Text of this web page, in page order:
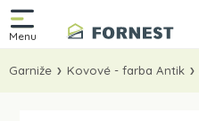
Garniže Kovové - farba Antik